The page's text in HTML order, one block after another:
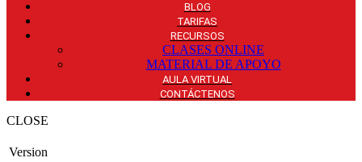
BLOG
TARIFAS
RECURSOS
CLASES ONLINE
MATERIAL DE APOYO
AULA VIRTUAL
CONTÁCTENOS
CLOSE
Version